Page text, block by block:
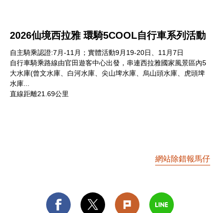
2026仙境西拉雅 環騎5COOL自行車系列活動
自主騎乘認證:7月-11月；實體活動9月19-20日、11月7日
自行車騎乘路線由官田遊客中心出發，串連西拉雅國家風景區內5
大水庫(曾文水庫、白河水庫、尖山埤水庫、烏山頭水庫、虎頭埤
水庫...
直線距離21.69公里
網站除錯報馬仔